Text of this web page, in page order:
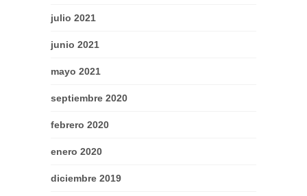
julio 2021
junio 2021
mayo 2021
septiembre 2020
febrero 2020
enero 2020
diciembre 2019